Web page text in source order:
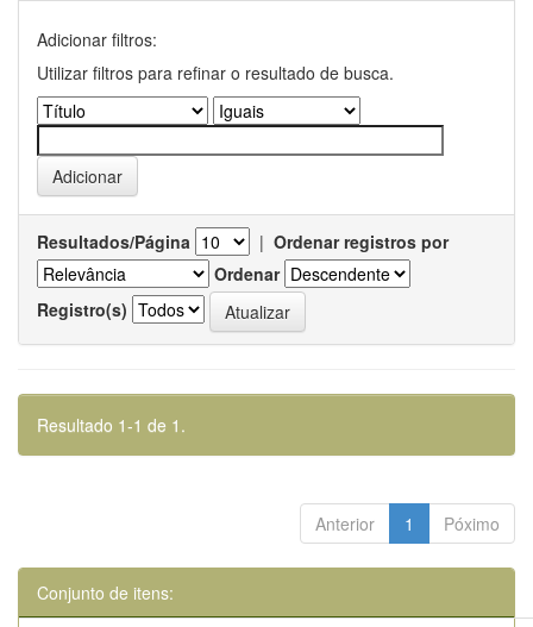
Adicionar filtros:
Utilizar filtros para refinar o resultado de busca.
Resultados/Página | Ordenar registros por
Ordenar
Registro(s)
Resultado 1-1 de 1.
Anterior 1 Póximo
Conjunto de itens: